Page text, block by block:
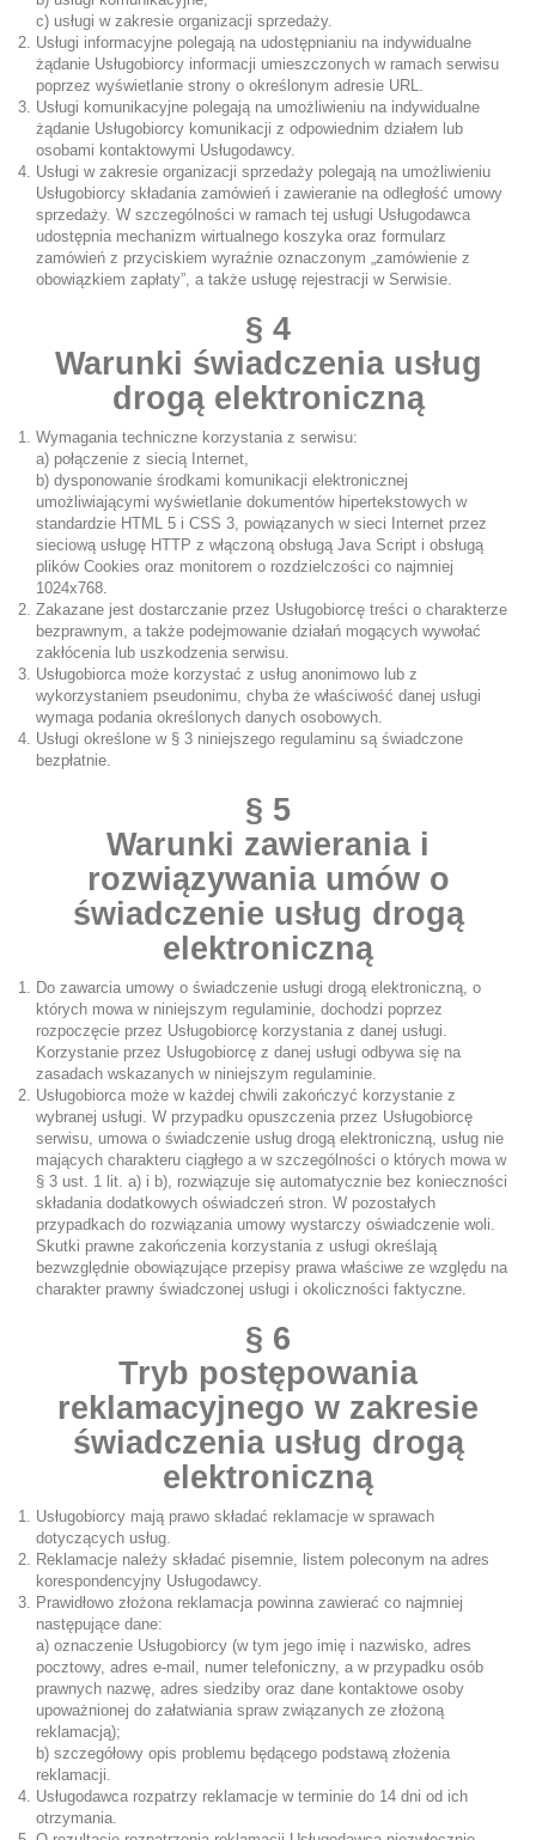
c) usługi w zakresie organizacji sprzedaży.
Usługi informacyjne polegają na udostępnianiu na indywidualne
żądanie Usługobiorcy informacji umieszczonych w ramach serwisu
poprzez wyświetlanie strony o określonym adresie URL.
Usługi komunikacyjne polegają na umożliwieniu na indywidualne
żądanie Usługobiorcy komunikacji z odpowiednim działem lub
osobami kontaktowymi Usługodawcy.
Usługi w zakresie organizacji sprzedaży polegają na umożliwieniu
Usługobiorcy składania zamówień i zawieranie na odległość umowy
sprzedaży. W szczególności w ramach tej usługi Usługodawca
udostępnia mechanizm wirtualnego koszyka oraz formularz
zamówień z przyciskiem wyraźnie oznaczonym „zamówienie z
obowiązkiem zapłaty”, a także usługę rejestracji w Serwisie.
§ 4
Warunki świadczenia usług
drogą elektroniczną
Wymagania techniczne korzystania z serwisu:
a) połączenie z siecią Internet,
b) dysponowanie środkami komunikacji elektronicznej
umożliwiającymi wyświetlanie dokumentów hipertekstowych w
standardzie HTML 5 i CSS 3, powiązanych w sieci Internet przez
sieciową usługę HTTP z włączoną obsługą Java Script i obsługą
plików Cookies oraz monitorem o rozdzielczości co najmniej
1024x768.
Zakazane jest dostarczanie przez Usługobiorcę treści o charakterze
bezprawnym, a także podejmowanie działań mogących wywołać
zakłócenia lub uszkodzenia serwisu.
Usługobiorca może korzystać z usług anonimowo lub z
wykorzystaniem pseudonimu, chyba że właściwość danej usługi
wymaga podania określonych danych osobowych.
Usługi określone w § 3 niniejszego regulaminu są świadczone
bezpłatnie.
§ 5
Warunki zawierania i
rozwiązywania umów o
świadczenie usług drogą
elektroniczną
Do zawarcia umowy o świadczenie usługi drogą elektroniczną, o
których mowa w niniejszym regulaminie, dochodzi poprzez
rozpoczęcie przez Usługobiorcę korzystania z danej usługi.
Korzystanie przez Usługobiorcę z danej usługi odbywa się na
zasadach wskazanych w niniejszym regulaminie.
Usługobiorca może w każdej chwili zakończyć korzystanie z
wybranej usługi. W przypadku opuszczenia przez Usługobiorcę
serwisu, umowa o świadczenie usług drogą elektroniczną, usług nie
mających charakteru ciągłego a w szczególności o których mowa w
§ 3 ust. 1 lit. a) i b), rozwiązuje się automatycznie bez konieczności
składania dodatkowych oświadczeń stron. W pozostałych
przypadkach do rozwiązania umowy wystarczy oświadczenie woli.
Skutki prawne zakończenia korzystania z usługi określają
bezwzględnie obowiązujące przepisy prawa właściwe ze względu na
charakter prawny świadczonej usługi i okoliczności faktyczne.
§ 6
Tryb postępowania
reklamacyjnego w zakresie
świadczenia usług drogą
elektroniczną
Usługobiorcy mają prawo składać reklamacje w sprawach
dotyczących usług.
Reklamacje należy składać pisemnie, listem poleconym na adres
korespondencyjny Usługodawcy.
Prawidłowo złożona reklamacja powinna zawierać co najmniej
następujące dane:
a) oznaczenie Usługobiorcy (w tym jego imię i nazwisko, adres
pocztowy, adres e-mail, numer telefoniczny, a w przypadku osób
prawnych nazwę, adres siedziby oraz dane kontaktowe osoby
upoważnionej do załatwiania spraw związanych ze złożoną
reklamacją);
b) szczegółowy opis problemu będącego podstawą złożenia
reklamacji.
Usługodawca rozpatrzy reklamacje w terminie do 14 dni od ich
otrzymania.